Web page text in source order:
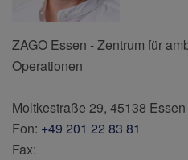
ZAGO Essen - Zentrum für
Operationen
Moltkestraße 29, 45138 Essen
Fon: +49 201 22 83 81
Fax: